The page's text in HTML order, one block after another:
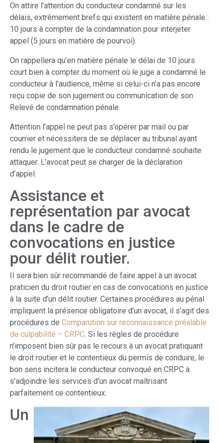
On attire l’attention du conducteur condamné sur les
délais, extrêmement brefs qui existent en matière pénale :
10 jours à compter de la condamnation pour interjeter
appel (5 jours en matière de pourvoi).
On rappellera qu’en matière pénale le délai de 10 jours
court bien à compter du moment où le juge a condamné le
conducteur à l’audience, même si celui-ci n’a pas encore
reçu copie de son jugement ou communication de son
Relevé de condamnation pénale.
Attention l’appel ne peut pas s’opérer par mail ou par
courrier et nécessitera de se déplacer au tribunal ayant
rendu le jugement que le conducteur condamné souhaite
attaquer. L’avocat peut se charger de la déclaration
d’appel.
Assistance et
représentation par avocat
dans le cadre de
convocations en justice
pour délit routier.
Il sera bien sûr recommandé de faire appel à un avocat
praticien du droit routier en cas de convocations en justice
à la suite d’un délit routier. Certaines procédures au pénal
impliquent la présence obligatoire d’un avocat, il s’agit des
procédures de Comparution sur reconnaissance préalable
de culpabilité – CRPC. Si les règles de procédure
n’imposent bien sûr pas le recours à un avocat pratiquant
le droit routier et le contentieux du permis de conduire, le
bon sens incitera le conducteur convoqué en CRPC à
s’adjoindre les services d’un avocat maîtrisant
parfaitement ce contentieux.
Un